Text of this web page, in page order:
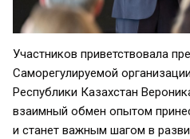
Участников приветствовала
Саморегулируемой
Республики Казахстан
взаимный обмен опытом
и станет важным шагом в